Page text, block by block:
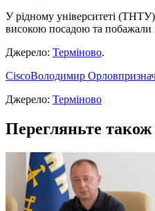
У рідному університеті
високою посадою та побажали
Джерело: Терміново.
CiscoВолодимир Орлов
Джерело: Терміново
Перегляньте також